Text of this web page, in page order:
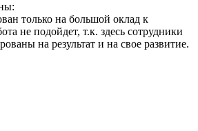
только на большой оклад к
не подойдет, т.к. здесь сотрудники
на результат и на свое развитие.